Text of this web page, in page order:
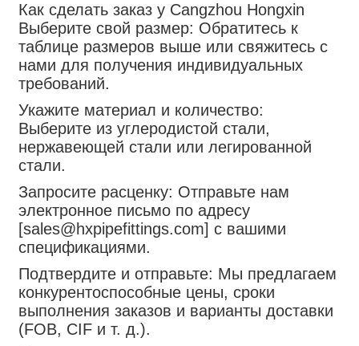
Как сделать заказ у Cangzhou Hongxin
Выберите свой размер: Обратитесь к
таблице размеров выше или свяжитесь с
нами для получения индивидуальных
требований.
Укажите материал и количество:
Выберите из углеродистой стали,
нержавеющей стали или легированной
стали.
Запросите расценку: Отправьте нам
электронное письмо по адресу
[sales@hxpipefittings.com] с вашими
спецификациями.
Подтвердите и отправьте: Мы предлагаем
конкурентоспособные цены, сроки
выполнения заказов и варианты доставки
(FOB, CIF и т. д.).